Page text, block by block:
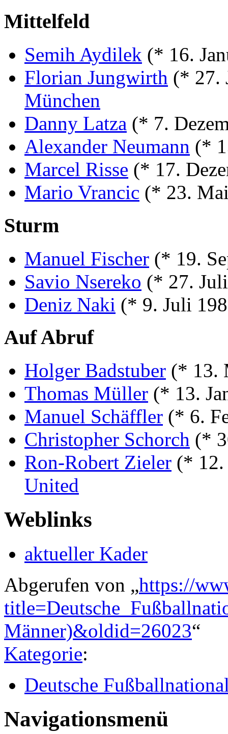
Mittelfeld
Semih Aydilek (* 16.
Florian Jungwirth (* 27.
München
Danny Latza (* 7.
Alexander Neumann (*
Marcel Risse (* 17.
Mario Vrancic (* 23.
Sturm
Manuel Fischer (* 19.
Savio Nsereko (* 27.
Deniz Naki (* 9. Juli
Auf Abruf
Holger Badstuber (* 13.
Thomas Müller (* 13.
Manuel Schäffler (* 6.
Christopher Schorch (*
Ron-Robert Zieler (* 12.
United
Weblinks
aktueller Kader
Abgerufen von „https://
Männer)&oldid=26023“
Kategorie:
Deutsche
Navigationsmenü